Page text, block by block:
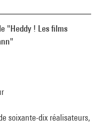
"Heddy ! Les films
soixante-dix réalisateurs,